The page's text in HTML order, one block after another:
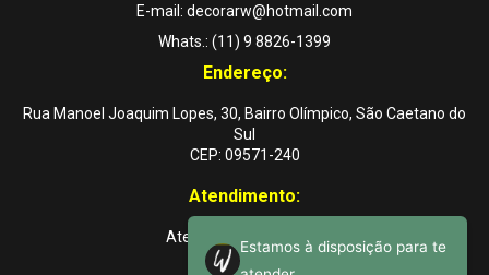
E-mail: decorarw@hotmail.com
Whats.: (11) 9 8826-1399
Endereço:
Rua Manoel Joaquim Lopes, 30, Bairro Olímpico, São Caetano do
Sul
CEP: 09571-240
Atendimento:
Atendemos a domicílio